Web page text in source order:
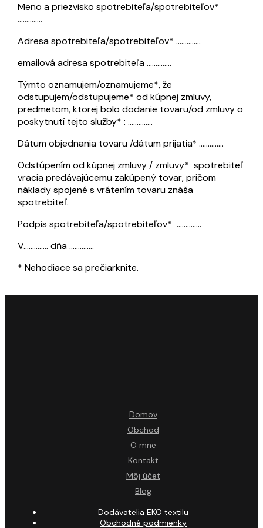
Meno a priezvisko spotrebiteľa/spotrebiteľov*
…………..
Adresa spotrebiteľa/spotrebiteľov* …………..
emailová adresa spotrebiteľa …………..
Týmto oznamujem/oznamujeme*, že
odstupujem/odstupujeme* od kúpnej zmluvy,
predmetom, ktorej bolo dodanie tovaru/od zmluvy o
poskytnutí tejto služby* : …………..
Dátum objednania tovaru /dátum prijatia* …………..
Odstúpením od kúpnej zmluvy / zmluvy* spotrebiteľ
vracia predávajúcemu zakúpený tovar, pričom
náklady spojené s vrátením tovaru znáša
spotrebiteľ.
Podpis spotrebiteľa/spotrebiteľov* …………..
V………….. dňa …………..
* Nehodiace sa prečiarknite.
Domov
Obchod
O mne
Kontakt
Môj účet
Blog
Dodávatelia EKO textilu
Obchodné podmienky